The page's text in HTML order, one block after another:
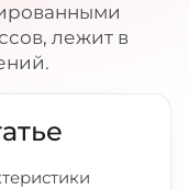
лежит в